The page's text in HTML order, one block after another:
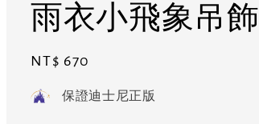
雨衣小飛象吊飾
Regular
price
NT$ 670
保證迪士尼正版